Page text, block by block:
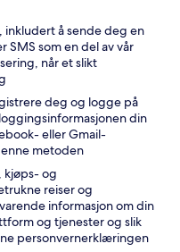
inkludert å sende deg en
SMS som en del av vår
når et slikt
deg og logge på
din
eller Gmail-
metoden
kjøps- og
reiser og
informasjon om din
og tjenester og slik
personvernerklæringen